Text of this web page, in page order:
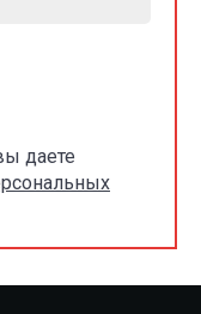
даете